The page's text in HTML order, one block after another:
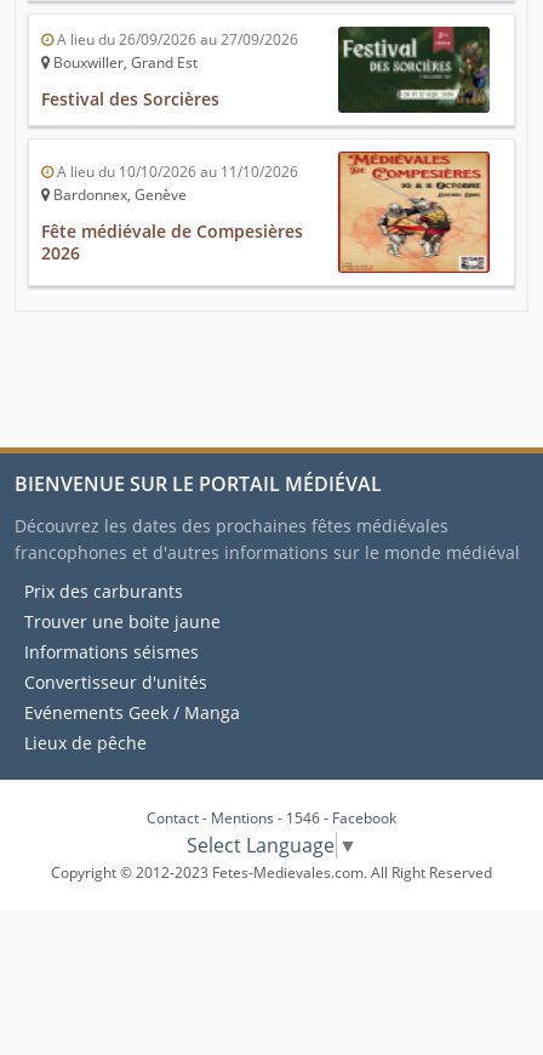
A lieu du 26/09/2026 au 27/09/2026
Bouxwiller, Grand Est
Festival des Sorcières
A lieu du 10/10/2026 au 11/10/2026
Bardonnex, Genève
Fête médiévale de Compesières
2026
BIENVENUE SUR LE PORTAIL MÉDIÉVAL
Découvrez les dates des prochaines fêtes médiévales
francophones et d'autres informations sur le monde médiéval
Prix des carburants
Trouver une boite jaune
Informations séismes
Convertisseur d'unités
Evénements Geek / Manga
Lieux de pêche
Contact- Mentions - 1546 - Facebook
Select Language ▼
Copyright © 2012-2023 Fetes-Medievales.com. All Right Reserved